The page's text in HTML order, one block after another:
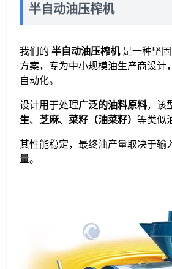
半自动油压榨机
我们的 ​ 半自动油压榨机是一种坚
方案，专为中小规模油生产商设计
自动化。
设计用于处理​广泛的油料原料，该
生、​ 芝麻、​ 菜籽（油菜籽） 等类似
其性能稳定，最终油产量取决于输
量。